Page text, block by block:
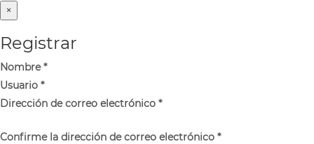
×
Registrar
Nombre*
Usuario *
Dirección de correo electrónico *
Confirme la dirección de correo electrónico *